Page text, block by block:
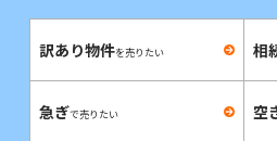
訳あり物件を売りたい 相
急ぎで売りたい 空